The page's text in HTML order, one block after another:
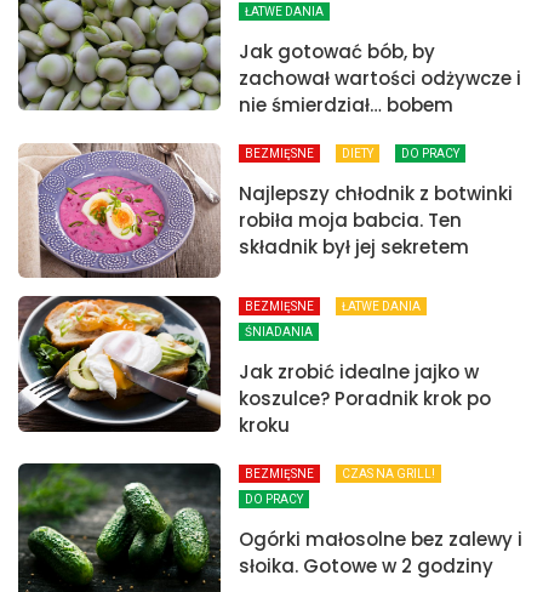
ŁATWE DANIA
Jak gotować bób, by
zachował wartości odżywcze i
nie śmierdział… bobem
BEZMIĘSNE DIETY DO PRACY
Najlepszy chłodnik z botwinki
robiła moja babcia. Ten
składnik był jej sekretem
BEZMIĘSNE
ŁATWE DANIA
ŚNIADANIA
Jak zrobić idealne jajko w
koszulce? Poradnik krok po
kroku
BEZMIĘSNE
CZAS NA GRILL!
DO PRACY
Ogórki małosolne bez zalewy i
słoika. Gotowe w 2 godziny